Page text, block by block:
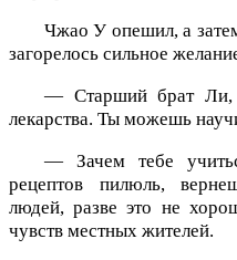
Чжао У опешил, а
загорелось сильное
— Старший брат Ли,
лекарства. Ты можешь
— Зачем тебе
рецептов пилюль,
людей, разве это не
чувств местных жителей.